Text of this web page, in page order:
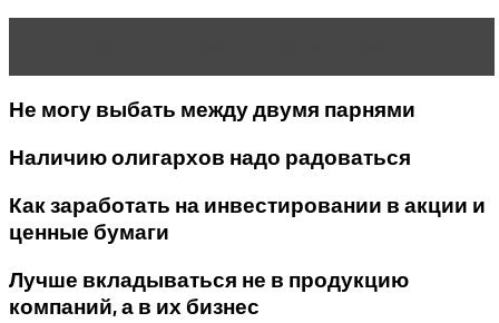
Не могу выбать между двумя парнями
Наличию олигархов надо радоваться
Как заработать на инвестировании в акции и
ценные бумаги
Лучше вкладываться не в продукцию
компаний, а в их бизнес